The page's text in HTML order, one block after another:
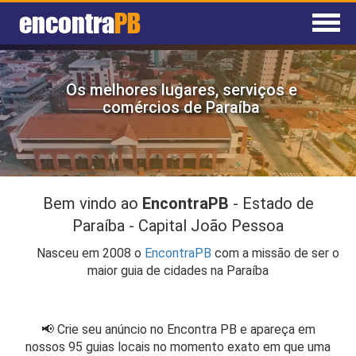
encontraPB
Home
Agenda
Anuncie
Cadastrar Empresa
Os melhores lugares, serviços e
comércios de Paraíba
Bem vindo ao EncontraPB - Estado de
Paraíba - Capital João Pessoa
Nasceu em 2008 o EncontraPB com a missão de ser o
maior guia de cidades na Paraíba
📢 Crie seu anúncio no Encontra PB e apareça em
nossos 95 guias locais no momento exato em que uma